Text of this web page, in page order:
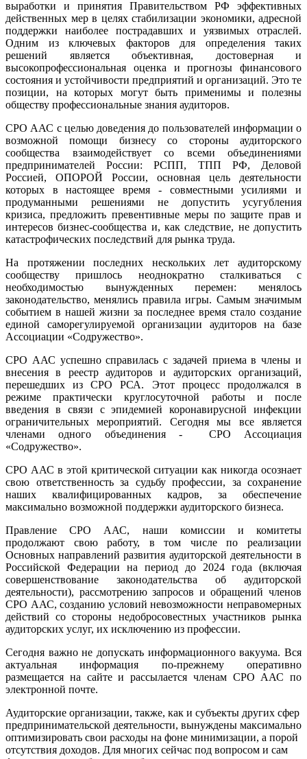
выработки и принятия Правительством РФ эффективных
действенных мер в целях стабилизации экономики, адресной
поддержки наиболее пострадавших и уязвимых отраслей.
Одним из ключевых факторов для определения таких
решений является объективная, достоверная и
высокопрофессиональная оценка и прогнозы финансового
состояния и устойчивости предприятий и организаций. Это те
позиции, на которых могут быть применимы и полезны
обществу профессиональные знания аудиторов.
СРО ААС с целью доведения до пользователей информации о
возможной помощи бизнесу со стороны аудиторского
сообщества взаимодействует со всеми объединениями
предпринимателей России: РСПП, ТПП РФ, Деловой
Россией, ОПОРОЙ России, основная цель деятельности
которых в настоящее время - совместными усилиями и
продуманными решениями не допустить усугубления
кризиса, предложить превентивные меры по защите прав и
интересов бизнес-сообщества и, как следствие, не допустить
катастрофических последствий для рынка труда.
На протяжении последних нескольких лет аудиторскому
сообществу пришлось неоднократно сталкиваться с
необходимостью вынужденных перемен: менялось
законодательство, менялись правила игры. Самым значимым
событием в нашей жизни за последнее время стало создание
единой саморегулируемой организации аудиторов на базе
Ассоциации «Содружество».
СРО ААС успешно справилась с задачей приема в члены и
внесения в реестр аудиторов и аудиторских организаций,
перешедших из СРО РСА. Этот процесс продолжался в
режиме практически круглосуточной работы и после
введения в связи с эпидемией коронавирусной инфекции
ограничительных мероприятий. Сегодня мы все является
членами одного объединения - СРО Ассоциация
«Содружество».
СРО ААС в этой критической ситуации как никогда осознает
свою ответственность за судьбу профессии, за сохранение
наших квалифицированных кадров, за обеспечение
максимально возможной поддержки аудиторского бизнеса.
Правление СРО ААС, наши комиссии и комитеты
продолжают свою работу, в том числе по реализации
Основных направлений развития аудиторской деятельности в
Российской Федерации на период до 2024 года (включая
совершенствование законодательства об аудиторской
деятельности), рассмотрению запросов и обращений членов
СРО ААС, созданию условий невозможности неправомерных
действий со стороны недобросовестных участников рынка
аудиторских услуг, их исключению из профессии.
Сегодня важно не допускать информационного вакуума. Вся
актуальная информация по-прежнему оперативно
размещается на сайте и рассылается членам СРО ААС по
электронной почте.
Аудиторские организации, также, как и субъекты других сфер
предпринимательской деятельности, вынуждены максимально
оптимизировать свои расходы на фоне минимизации, а порой
отсутствия доходов. Для многих сейчас под вопросом и сам